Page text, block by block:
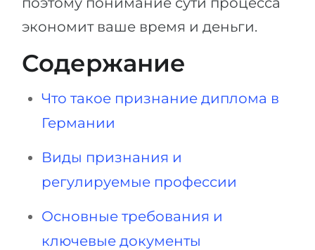
Тест Карта Интересов
Тест RIASEC
Успех
100%
Наши студенты успешно поступают
КОНСУЛЬТАЦИЯ!
Украина
Азербайджан
Армения
Беларусь
Другая страна
ЗАПИСАТЬСЯ НА КОНСУЛЬТАЦИЮ
экономит ваше время и деньги.
Содержание
Что такое признание диплома в
Германии
Виды признания и
регулируемые профессии
Основные требования и
ключевые документы